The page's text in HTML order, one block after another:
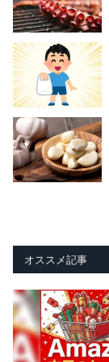
オススメ記事